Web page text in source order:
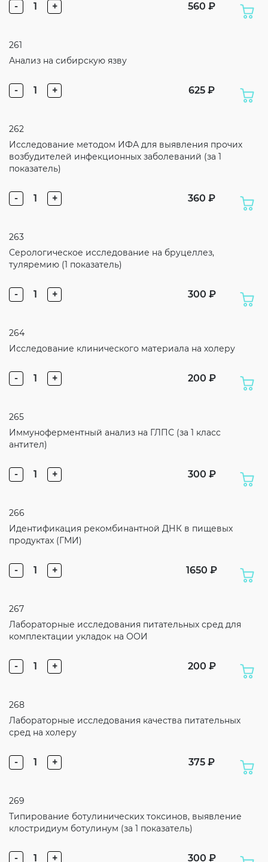
- 1 + 560 ₽
261
Анализ на сибирскую язву
- 1 + 625 ₽
262
Исследование методом ИФА для выявления прочих
возбудителей инфекционных заболеваний (за 1
показатель)
- 1 + 360 ₽
263
Серологическое исследование на бруцеллез,
туляремию (1 показатель)
- 1 + 300 ₽
264
Исследование клинического материала на холеру
- 1 + 200 ₽
265
Иммуноферментный анализ на ГЛПС (за 1 класс
антител)
- 1 + 300 ₽
266
Идентификация рекомбинантной ДНК в пищевых
продуктах (ГМИ)
- 1 + 1650 ₽
267
Лабораторные исследования питательных сред для
комплектации укладок на ООИ
- 1 + 200 ₽
268
Лабораторные исследования качества питательных
сред на холеру
- 1 + 375 ₽
269
Типирование ботулинических токсинов, выявление
клостридиум ботулинум (за 1 показатель)
- 1 + 300 ₽